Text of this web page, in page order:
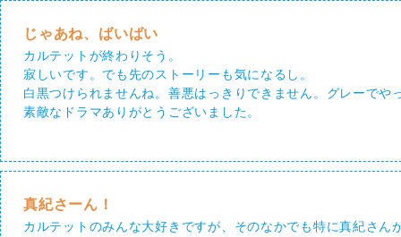
じゃあね、ばいばい
カルテットが終わりそう。
寂しいです。でも先のストーリーも気になるし。
白黒つけられませんね。善悪はっきりできません。グレーでや
素敵なドラマありがとうございました。
真紀さーん！
カルテットのみんな大好きですが、そのなかでも特に真紀さん